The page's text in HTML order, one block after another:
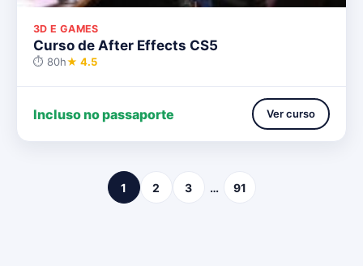
3D E GAMES
Curso de After Effects CS5
⏱ 80h★ 4.5
Incluso no passaporte Ver curso
1 2 3 … 91